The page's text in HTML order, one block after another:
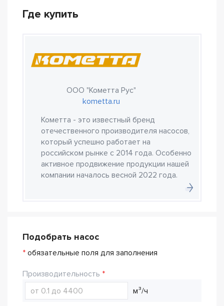
Где купить
ООО "Кометта Рус"
kometta.ru
Кометта - это известный бренд
отечественного производителя насосов,
который успешно работает на
российском рынке с 2014 года. Особенно
активное продвижение продукции нашей
компании началось весной 2022 года.
Подобрать насос
* обязательные поля для заполнения
Производительность
м³/ч